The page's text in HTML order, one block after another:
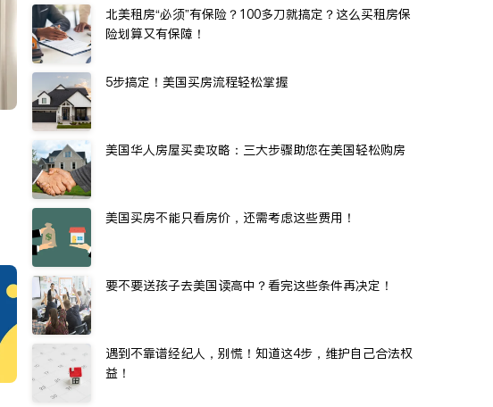
北美租房“必须”有保险？100多刀就搞定？这么买租房保
险划算又有保障！
5步搞定！美国买房流程轻松掌握
美国华人房屋买卖攻略：三大步骤助您在美国轻松购房
美国买房不能只看房价，还需考虑这些费用！
要不要送孩子去美国读高中？看完这些条件再决定！
遇到不靠谱经纪人，别慌！知道这4步，维护自己合法权
益！